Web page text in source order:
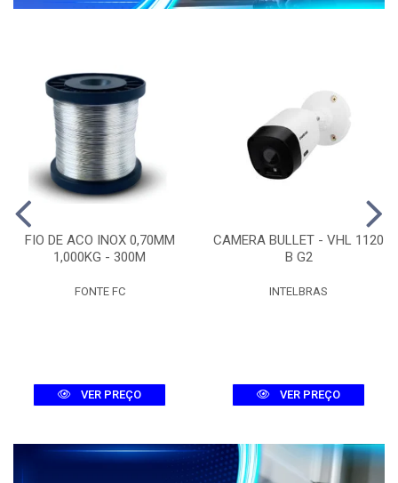
FIO DE ACO INOX 0,70MM
1,000KG - 300M
FONTE FC
VER PREÇO
CAMERA BULLET - VHL 1120
B G2
INTELBRAS
VER PREÇO